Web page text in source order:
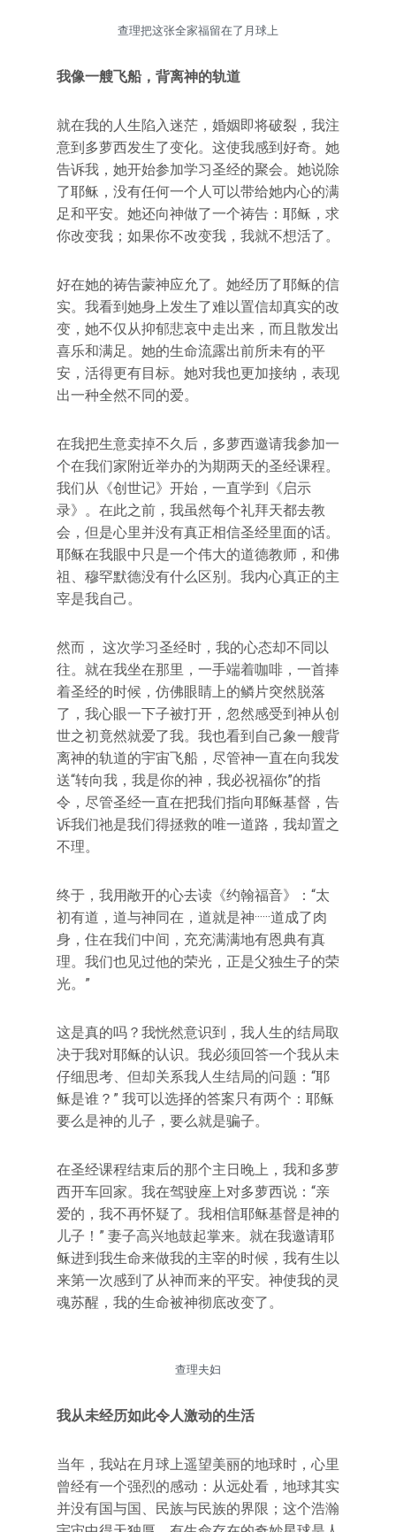
查理把这张全家福留在了月球上
我像一艘飞船，背离神的轨道
就在我的人生陷入迷茫，婚姻即将破裂，我注
意到多萝西发生了变化。这使我感到好奇。她
告诉我，她开始参加学习圣经的聚会。她说除
了耶稣，没有任何一个人可以带给她内心的满
足和平安。她还向神做了一个祷告：耶稣，求
你改变我；如果你不改变我，我就不想活了。
好在她的祷告蒙神应允了。她经历了耶稣的信
实。我看到她身上发生了难以置信却真实的改
变，她不仅从抑郁悲哀中走出来，而且散发出
喜乐和满足。她的生命流露出前所未有的平
安，活得更有目标。她对我也更加接纳，表现
出一种全然不同的爱。
在我把生意卖掉不久后，多萝西邀请我参加一
个在我们家附近举办的为期两天的圣经课程。
我们从《创世记》开始，一直学到《启示
录》。在此之前，我虽然每个礼拜天都去教
会，但是心里并没有真正相信圣经里面的话。
耶稣在我眼中只是一个伟大的道德教师，和佛
祖、穆罕默德没有什么区别。我内心真正的主
宰是我自己。
然而， 这次学习圣经时，我的心态却不同以
往。就在我坐在那里，一手端着咖啡，一首捧
着圣经的时候，仿佛眼睛上的鳞片突然脱落
了，我心眼一下子被打开，忽然感受到神从创
世之初竟然就爱了我。我也看到自己象一艘背
离神的轨道的宇宙飞船，尽管神一直在向我发
送“转向我，我是你的神，我必祝福你”的指
令，尽管圣经一直在把我们指向耶稣基督，告
诉我们祂是我们得拯救的唯一道路，我却置之
不理。
终于，我用敞开的心去读《约翰福音》：“太
初有道，道与神同在，道就是神······道成了肉
身，住在我们中间，充充满满地有恩典有真
理。我们也见过他的荣光，正是父独生子的荣
光。”
这是真的吗？我恍然意识到，我人生的结局取
决于我对耶稣的认识。我必须回答一个我从未
仔细思考、但却关系我人生结局的问题：“耶
稣是谁？” 我可以选择的答案只有两个：耶稣
要么是神的儿子，要么就是骗子。
在圣经课程结束后的那个主日晚上，我和多萝
西开车回家。我在驾驶座上对多萝西说：“亲
爱的，我不再怀疑了。我相信耶稣基督是神的
儿子！” 妻子高兴地鼓起掌来。就在我邀请耶
稣进到我生命来做我的主宰的时候，我有生以
来第一次感到了从神而来的平安。神使我的灵
魂苏醒，我的生命被神彻底改变了。
查理夫妇
我从未经历如此令人激动的生活
当年，我站在月球上遥望美丽的地球时，心里
曾经有一个强烈的感动：从远处看，地球其实
并没有国与国、民族与民族的界限；这个浩瀚